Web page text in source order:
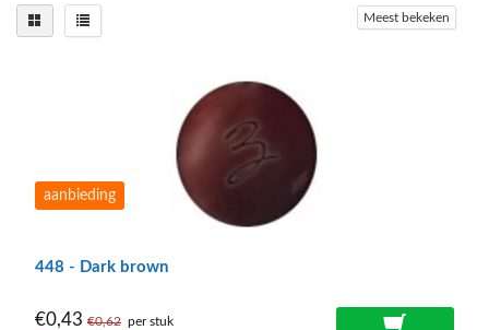
Meest bekeken
aanbieding
448 - Dark brown
€0,43 €0,62 per stuk